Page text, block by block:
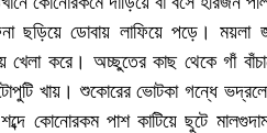
ছড়িয়ে ডোবায় লাফিয়ে পড়ে।
খেলা করে। অচ্ছুতের কাছ থেকে গাঁ
খায়। শুকোরের ভোটকা গন্ধে
কোনোরকম পাশ কাটিয়ে ছুটে